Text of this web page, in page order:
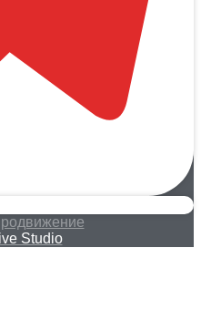
Studio